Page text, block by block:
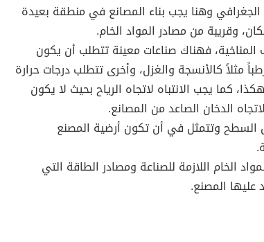
الجغرافي وهنا يجب بناء المصانع في منطقة بعيدة
وقريبة من مصادر المواد الخام.
المناخية، فهناك صناعات معينة تتطلب أن يكون
مثلاً كالأنسجة والغزل، وأخرى تتطلب درجات حرارة
كما يجب الانتباه لاتجاه الرياح بحيث لا يكون
الدخان الصاعد من المصانع.
وتتمثل في أن تكون أرضية المصنع
الخام اللازمة للصناعة ومصادر الطاقة التي
المصنع.